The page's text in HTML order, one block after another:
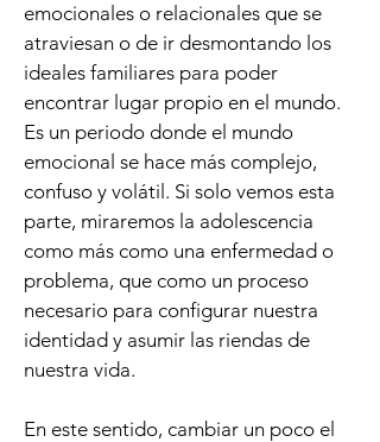
emocionales o relacionales que se
atraviesan o de ir desmontando los
ideales familiares para poder
encontrar lugar propio en el mundo.
Es un periodo donde el mundo
emocional se hace más complejo,
confuso y volátil. Si solo vemos esta
parte, miraremos la adolescencia
como más como una enfermedad o
problema, que como un proceso
necesario para configurar nuestra
identidad y asumir las riendas de
nuestra vida.
En este sentido, cambiar un poco el